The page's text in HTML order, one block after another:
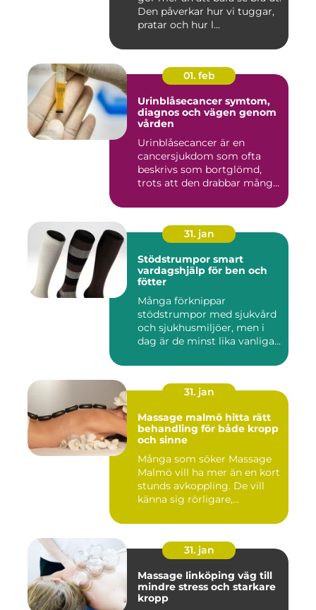
Den påverkar hur vi tuggar,
pratar och hur l...
01. feb
Urinblåsecancer symtom,
diagnos och vägen genom
vården
Urinblåsecancer är en
cancersjukdom som ofta
beskrivs som bortglömd,
trots att den drabbar många
31. jan
Stödstrumpor smart
vardagshjälp för ben och
fötter
Många förknippar
stödstrumpor med sjukvård
och sjukhusmiljöer, men i
dag är de minst lika vanliga
31. jan
Massage malmö hitta rätt
behandling för både kropp
och sinne
Många som söker Massage
Malmö vill ha mer än en kort
stunds avkoppling. De vill
känna sig rörligare,...
31. jan
Massage linköping väg till
mindre stress och starkare
kropp